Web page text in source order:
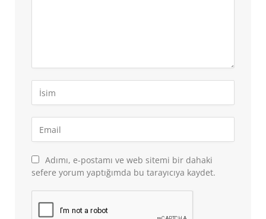
Adımı, e-postamı ve web sitemi bir dahaki
sefere yorum yaptığımda bu tarayıcıya kaydet.